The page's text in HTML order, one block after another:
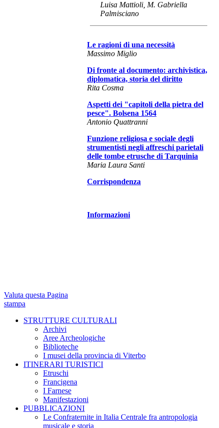
Luisa Mattioli, M. Gabriella
Palmisciano
Le ragioni di una necessità
Massimo Miglio
Di fronte al documento: archivistica,
diplomatica, storia del diritto
Rita Cosma
Aspetti dei "capitoli della pietra del
pesce". Bolsena 1564
Antonio Quattranni
Funzione religiosa e sociale degli
strumentisti negli affreschi parietali
delle tombe etrusche di Tarquinia
Maria Laura Santi
Corrispondenza
Informazioni
Valuta questa Pagina
stampa
STRUTTURE CULTURALI
Archivi
Aree Archeologiche
Biblioteche
I musei della provincia di Viterbo
ITINERARI TURISTICI
Etruschi
Francigena
I Farnese
Manifestazioni
PUBBLICAZIONI
Le Confraternite in Italia Centrale fra antropologia
musicale e storia